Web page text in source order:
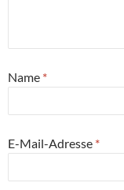
Name *
E-Mail-Adresse *